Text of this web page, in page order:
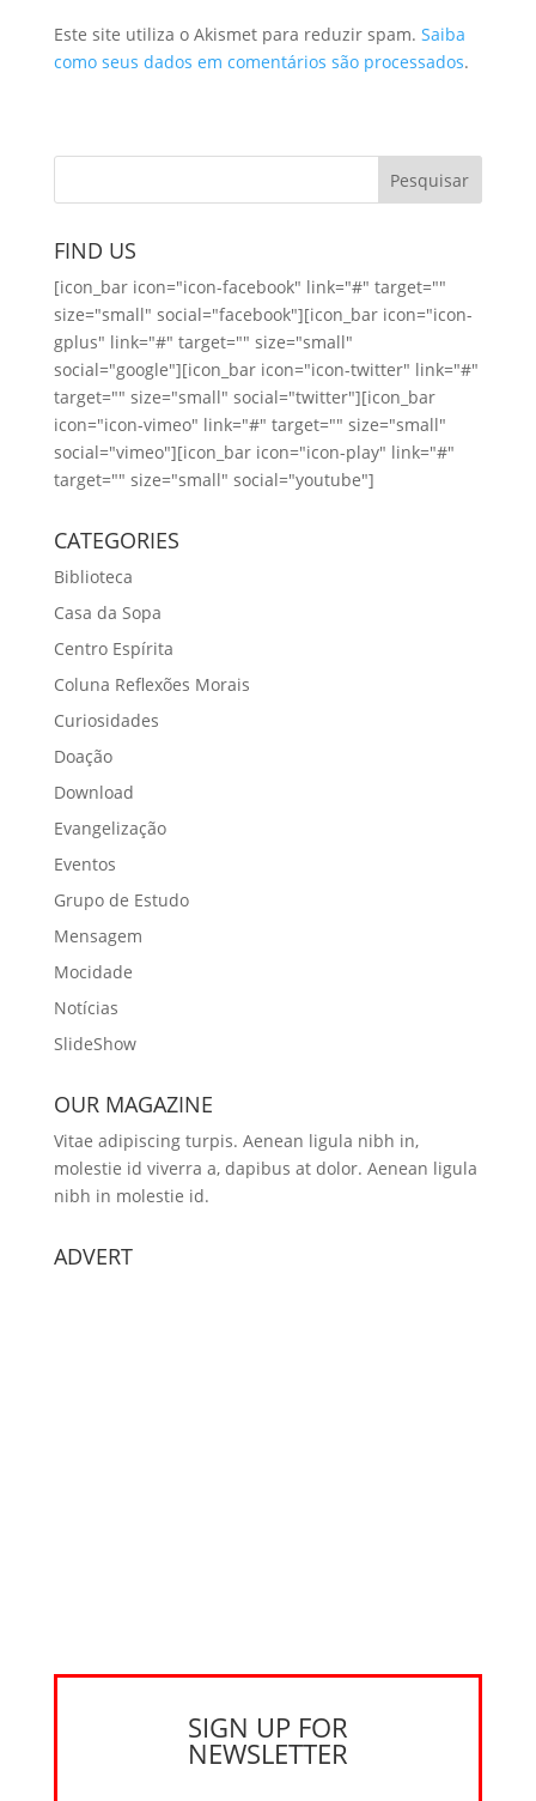
Este site utiliza o Akismet para reduzir spam. Saiba
como seus dados em comentários são processados.
FIND US
[icon_bar icon="icon-facebook" link="#" target=""
size="small" social="facebook"][icon_bar icon="icon-
gplus" link="#" target="" size="small"
social="google"][icon_bar icon="icon-twitter" link="#"
target="" size="small" social="twitter"][icon_bar
icon="icon-vimeo" link="#" target="" size="small"
social="vimeo"][icon_bar icon="icon-play" link="#"
target="" size="small" social="youtube"]
CATEGORIES
Biblioteca
Casa da Sopa
Centro Espírita
Coluna Reflexões Morais
Curiosidades
Doação
Download
Evangelização
Eventos
Grupo de Estudo
Mensagem
Mocidade
Notícias
SlideShow
OUR MAGAZINE
Vitae adipiscing turpis. Aenean ligula nibh in,
molestie id viverra a, dapibus at dolor. Aenean ligula
nibh in molestie id.
ADVERT
SIGN UP FOR
NEWSLETTER